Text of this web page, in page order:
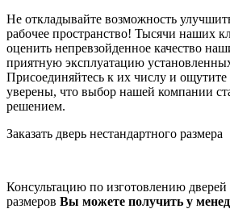
Не откладывайте возможность
рабочее пространство! Тысячи наших
оценить непревзойденное качество
приятную эксплуатацию
Присоединяйтесь к их числу и
уверены, что выбор нашей компании
решением.
Заказать дверь нестандартного размера
Консультацию по изготовлению дверей
размеров Вы можете получить у